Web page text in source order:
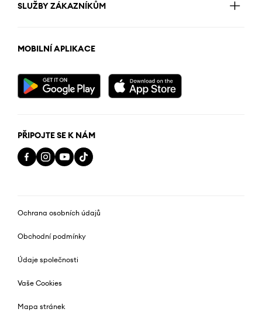
SLUŽBY ZÁKAZNÍKŮM
MOBILNÍ APLIKACE
PŘIPOJTE SE K NÁM
Ochrana osobních údajů
Obchodní podmínky
Údaje společnosti
Vaše Cookies
Mapa stránek